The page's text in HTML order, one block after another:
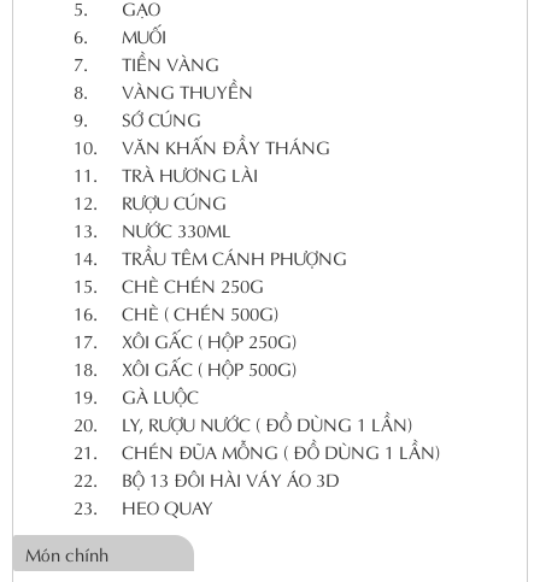
5.
GẠO
6.
MUỐI
7.
TIỀN VÀNG
8.
VÀNG THUYỀN
9.
SỚ CÚNG
10.
VĂN KHẤN ĐẦY THÁNG
11.
TRÀ HƯƠNG LÀI
12.
RƯỢU CÚNG
13.
NƯỚC 330ML
14.
TRẦU TÊM CÁNH PHƯỢNG
15.
CHÈ CHÉN 250G
16.
CHÈ ( CHÉN 500G)
17.
XÔI GẤC ( HỘP 250G)
18.
XÔI GẤC ( HỘP 500G)
19.
GÀ LUỘC
20.
LY, RƯỢU NƯỚC ( ĐỒ DÙNG 1 LẦN)
21.
CHÉN ĐŨA MỖNG ( ĐỒ DÙNG 1 LẦN)
22.
BỘ 13 ĐÔI HÀI VÁY ÁO 3D
23.
HEO QUAY
Món chính